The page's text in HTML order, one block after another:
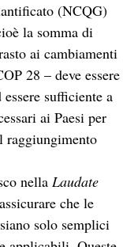
(NCQG)
la somma di
ai cambiamenti
28 – deve essere
sufficiente a
ai Paesi per
raggiungimento
nella Laudate
che le
solo semplici